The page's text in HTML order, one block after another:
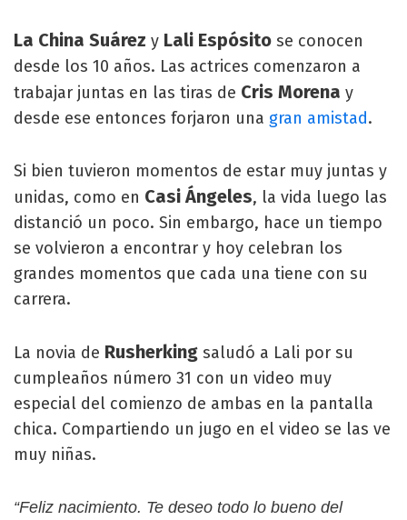
La China Suárez y Lali Espósito se conocen
desde los 10 años. Las actrices comenzaron a
trabajar juntas en las tiras de Cris Morena y
desde ese entonces forjaron una gran amistad.
Si bien tuvieron momentos de estar muy juntas y
unidas, como en Casi Ángeles, la vida luego las
distanció un poco. Sin embargo, hace un tiempo
se volvieron a encontrar y hoy celebran los
grandes momentos que cada una tiene con su
carrera.
La novia de Rusherking saludó a Lali por su
cumpleaños número 31 con un video muy
especial del comienzo de ambas en la pantalla
chica. Compartiendo un jugo en el video se las ve
muy niñas.
“Feliz nacimiento. Te deseo todo lo bueno del